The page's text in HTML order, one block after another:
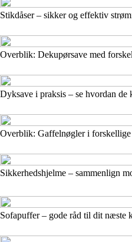
Stikdåser – sikker og effektiv
Overblik: Dekupørsave med
Dyksave i praksis – se hvordan de
Overblik: Gaffelnøgler i forskellige
Sikkerhedshjelme – sammenlign
Sofapuffer – gode råd til dit næste